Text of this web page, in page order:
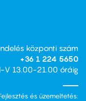
központi szám
+36 1 224 5650
V 13.00-21.00 óráig
és üzemeltetés: